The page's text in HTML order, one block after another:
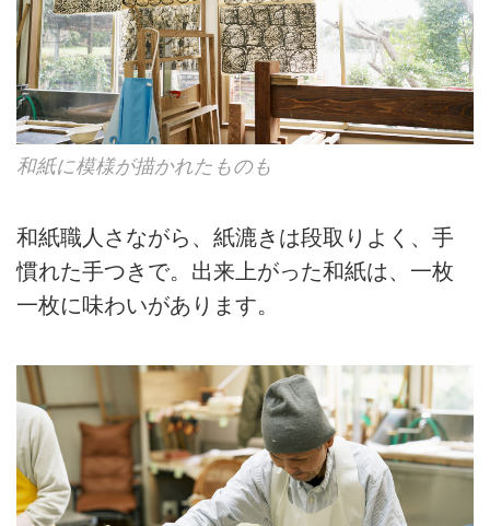
和紙に模様が描かれたものも
和紙職人さながら、紙漉きは段取りよく、手
慣れた手つきで。出来上がった和紙は、一枚
一枚に味わいがあります。